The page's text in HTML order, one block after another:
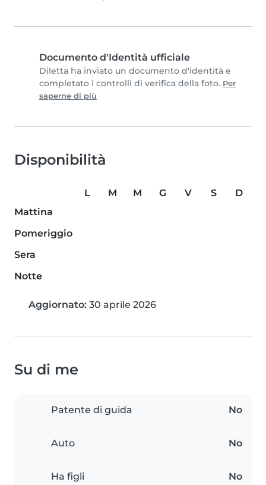
Documento d'Identità ufficiale
Diletta ha inviato un documento d'identità e
completato i controlli di verifica della foto. Per
saperne di più
Disponibilità
L M M G V S
D
Mattina
Pomeriggio
Sera
Notte
Aggiornato: 30 aprile 2026
Su di me
Patente di guida No
Auto No
Ha figli No